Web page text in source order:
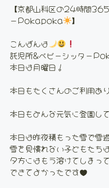
【京都山科区の24時間
ーPokapoka
】
こんばんは
託児所&ベビーシッター
本日は月曜日！
本日もたくさんのご利用あ
本日もみんな元気に登園し
本日は昨夜積もった雪で雪
雪を見慣れない子どもたち
夕方にはもう溶けてしまっ
できてよかったです♥